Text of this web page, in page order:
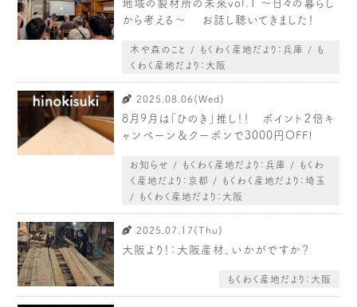
地域の製材所の未來vol.1 〜日々の暮らし
から考える〜 お話し聴いてきました！
木や森のこと / もくわく産地だより：兵庫 / も
くわく産地だより：大阪
2025.08.06(Wed)
8月9月は「ひのき」推し！！ ポイント２倍キ
ャンペーン＆クーポンで3000円OFF!
お知らせ / もくわく産地だより：兵庫 / もくわ
く産地だより：京都 / もくわく産地だより：埼玉
/ もくわく産地だより：大阪
2025.07.17(Thu)
大阪より！：大阪産材、いかがですか？
もくわく産地だより：大阪